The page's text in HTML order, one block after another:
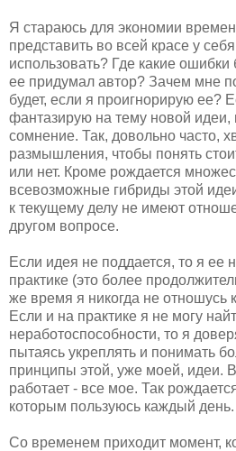
Я стараюсь для экономии
представить во всей красе у
использовать? Где какие ошибки
ее придумал автор? Зачем мне
будет, если я проигнорирую ее?
фантазирую на тему новой
сомнение. Так, довольно часто,
размышления, чтобы понять
или нет. Кроме рождается
всевозможные гибриды этой
к текущему делу не имеют
другом вопросе.
Если идея не поддается, то я ее
практике (это более
же время я никогда не отношусь
Если и на практике я не могу
неработоспособности, то я
пытаясь укреплять и понимать
принципы этой, уже моей, идеи.
работает - все мое. Так
которым пользуюсь каждый день.
Со временем приходит момент,